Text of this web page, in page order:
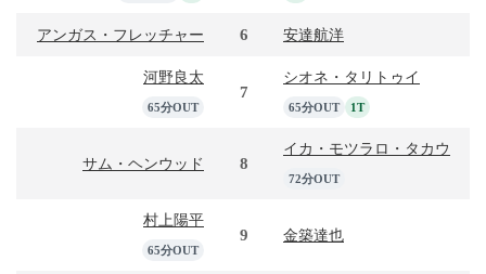
アンガス・フレッチャー 6 安達航洋
河野良太
65分OUT
7
シオネ・タリトゥイ
65分OUT 1T
サム・ヘンウッド 8
イカ・モツラロ・タカウ
72分OUT
村上陽平
65分OUT
9 金築達也